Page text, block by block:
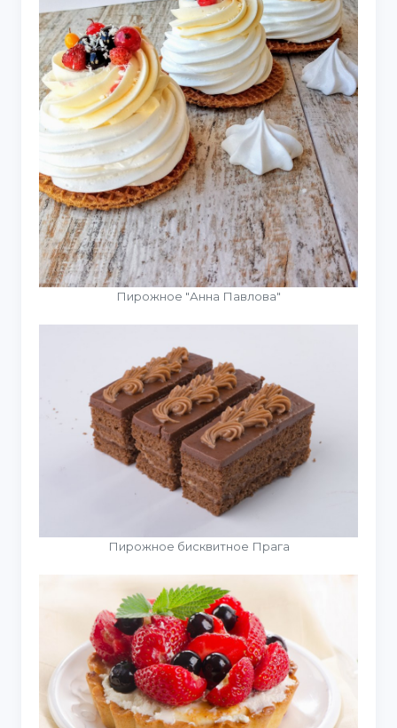
Пирожное "Анна Павлова"
Пирожное бисквитное Прага